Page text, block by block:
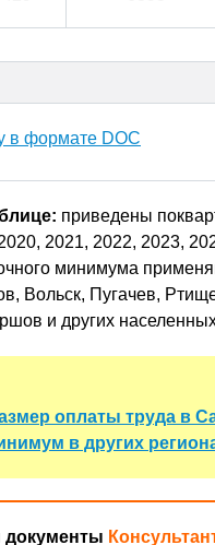
в формате DOC
приведены
2021, 2022, 2023,
минимума
Вольск, Пугачев,
и других
оплаты труда в
в других